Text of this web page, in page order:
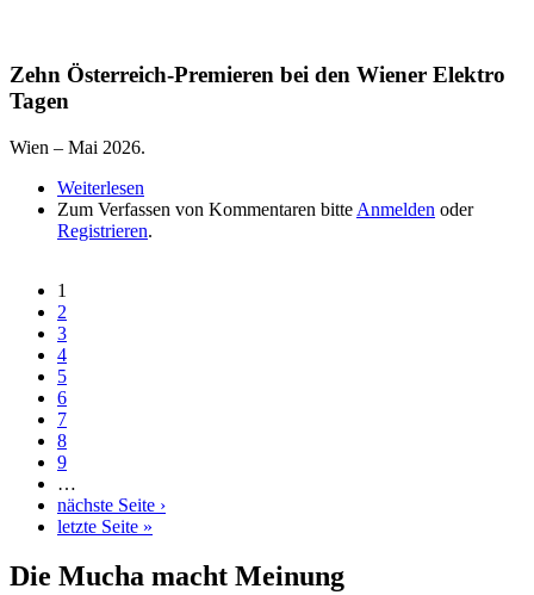
Zehn Österreich-Premieren bei den Wiener Elektro
Tagen
Wien – Mai 2026.
Weiterlesen
Elektro Tagen
Zum Verfassen von Kommentaren bitte Anmelden oder
Registrieren.
Seiten
1
2
3
4
5
6
7
8
9
…
nächste Seite ›
letzte Seite »
Die Mucha macht Meinung